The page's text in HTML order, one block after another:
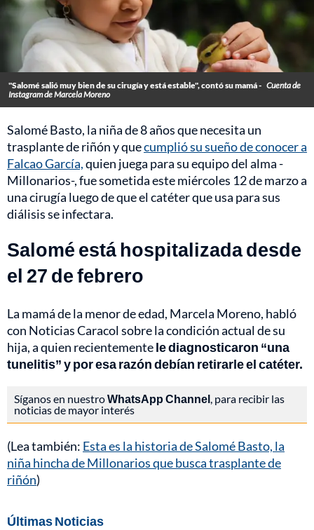
"Salomé salió muy bien de su cirugía y está estable", contó su mamá - Cuenta de
Instagram de Marcela Moreno
Salomé Basto, la niña de 8 años que necesita un
trasplante de riñón y quecumplió su sueño de conocer a
Falcao García,quien juega para su equipo del alma -
Millonarios-, fue sometida este miércoles 12 de marzo a
una cirugía luego de que el catéter que usa para sus
diálisis se infectara.
Salomé está hospitalizada desde
el 27 de febrero
La mamá de la menor de edad, Marcela Moreno, habló
con Noticias Caracol sobre la condición actual de su
hija, a quien recientementele diagnosticaron “una
tunelitis” y por esa razón debían retirarle el catéter.
Síganos en nuestroWhatsApp Channel, para recibir las
noticias de mayor interés
(Lea también: Esta es la historia de Salomé Basto, la
niña hincha de Millonarios que busca trasplante de
riñón)
Últimas Noticias